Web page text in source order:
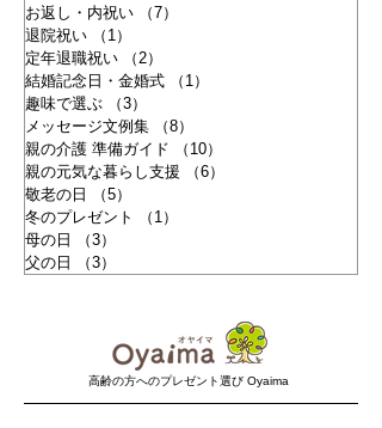
お返し・内祝い
（7）
退院祝い
（1）
定年退職祝い
（2）
結婚記念日・金婚式
（1）
趣味で選ぶ
（3）
メッセージ文例集
（8）
親の介護 準備ガイド
（10）
親の元気な暮らし支援
（6）
敬老の日
（5）
冬のプレゼント
（1）
母の日
（3）
父の日
（3）
​高齢の方へのプレゼント選び Oyaima